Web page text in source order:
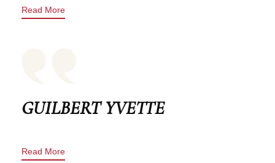
Read More
GUILBERT YVETTE
Read More